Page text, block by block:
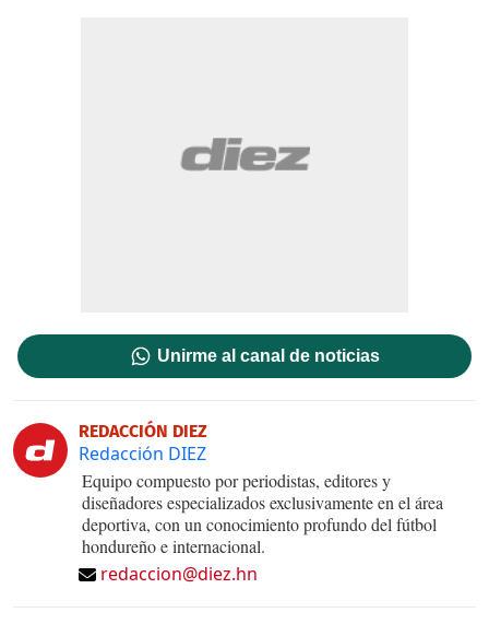
Unirme al canal de noticias
REDACCIÓN DIEZ
Redacción DIEZ
Equipo compuesto por periodistas, editores y
diseñadores especializados exclusivamente en el área
deportiva, con un conocimiento profundo del fútbol
hondureño e internacional.
redaccion@diez.hn